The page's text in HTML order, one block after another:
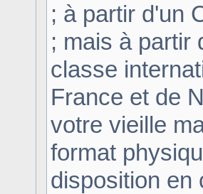
; à partir d'un
; mais à partir
classe
France et de
votre vieille
format
disposition en